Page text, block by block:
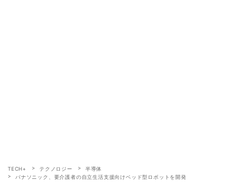
TECH+ テクノロジー
半導体
パナソニック、要介護者の自立生活支援向けベッド型ロボットを開発